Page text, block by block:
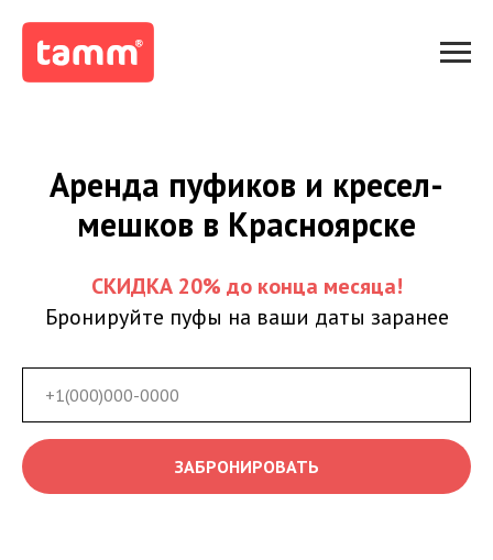
Аренда пуфиков и кресел-
мешков в Красноярске
СКИДКА 20% до конца месяца!
Бронируйте пуфы на ваши даты заранее
ЗАБРОНИРОВАТЬ